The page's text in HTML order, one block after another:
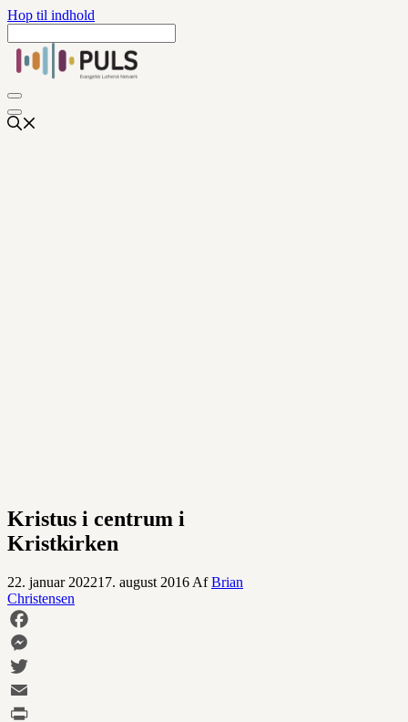
Hop til indhold
Kristus i centrum i
Kristkirken
22. januar 202217. august 2016 AfBrian
Christensen
Facebook
Messenger
Twitter
Email